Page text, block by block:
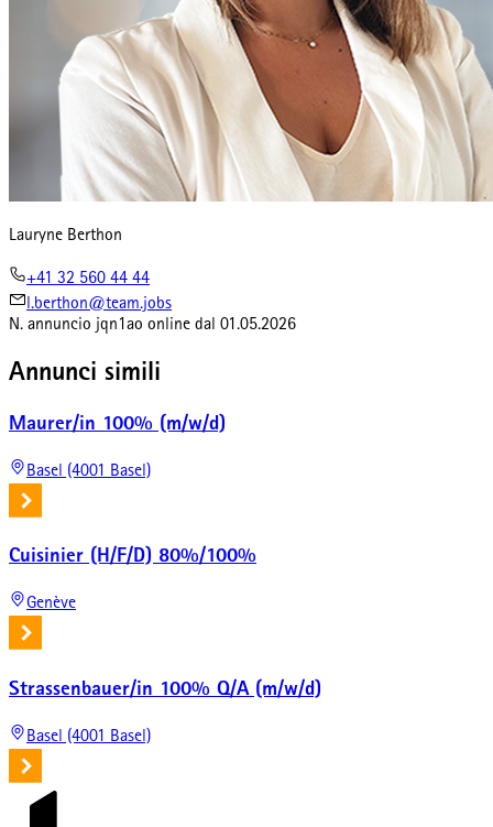
Lauryne Berthon
+41 32 560 44 44
l.berthon@team.jobs
N. annuncio jqn1ao online dal 01.05.2026
Annunci simili
Maurer/in 100% (m/w/d)
Basel (4001 Basel)
Cuisinier (H/F/D) 80%/100%
Genève
Strassenbauer/in 100% Q/A (m/w/d)
Basel (4001 Basel)